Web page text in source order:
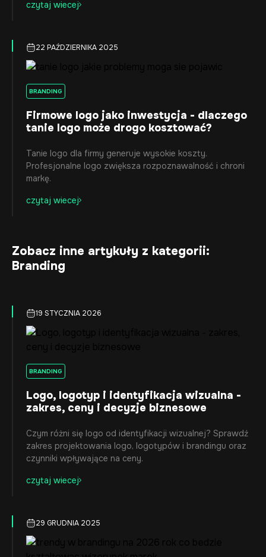
czytaj wiecej
22 PAŹDZIERNIKA 2025
BRANDING
Firmowe logo jako inwestycja - dlaczego
tanie logo może drogo kosztować?
Tanie logo dla firmy generuje wysokie koszty.
Profesjonalne logo zwiększa rozpoznawalność i chroni
markę.
czytaj wiecej
Zobacz inne artykuły z kategorii:
Branding
19 STYCZNIA 2026
BRANDING
Logo, logotyp i identyfikacja wizualna -
zakres, ceny i decyzje biznesowe
Czym różni się logo od identyfikacji wizualnej? Sprawdź
zakres projektowania logo, logotypów i brandingu oraz
czynniki wpływające na ceny.
czytaj wiecej
29 GRUDNIA 2025